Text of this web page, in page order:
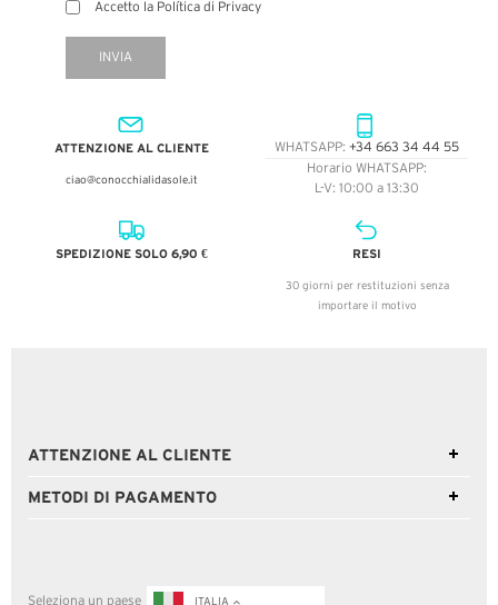
Accetto la Política di Privacy
INVIA
ATTENZIONE AL CLIENTE
ciao@conocchialidasole.it
WHATSAPP: +34 663 34 44 55
Horario WHATSAPP:
L-V: 10:00 a 13:30
SPEDIZIONE SOLO 6,90 € RESI
30 giorni per restituzioni senza
importare il motivo
ATTENZIONE AL CLIENTE
METODI DI PAGAMENTO
Seleziona un paese ITALIA